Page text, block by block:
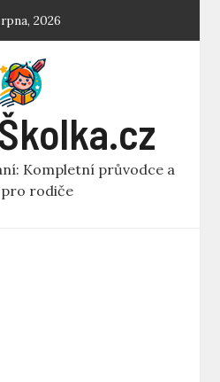
2026
Kompletní průvodce a
rodiče